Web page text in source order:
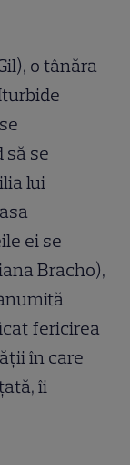
o tânăra
să se
lui
ei se
Bracho),
fericirea
în care
îi